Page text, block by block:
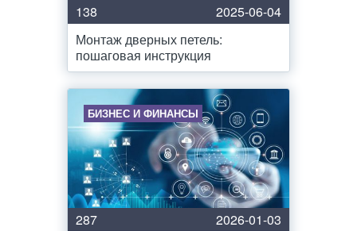
138
2025-06-04
Монтаж дверных петель:
пошаговая инструкция
БИЗНЕС И ФИНАНСЫ
287
2026-01-03